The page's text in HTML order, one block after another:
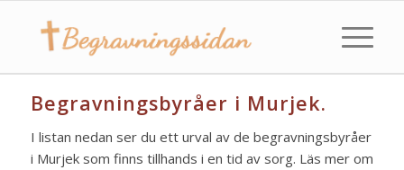
Begravningsbyråer i Murjek.
I listan nedan ser du ett urval av de begravningsbyråer
i Murjek som finns tillhands i en tid av sorg. Läs mer om